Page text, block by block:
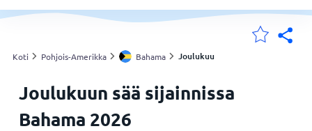
Suomi
Sijaintini
Koti
Koti Pohjois-Amerikka Bahama Joulukuu
Joulukuun sää sijainnissa
Bahama 2026